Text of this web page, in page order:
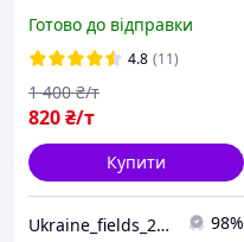
Готово до відправки
4.8 (11)
820₴/т
1 400 ₴/т
Купити
Ukraine_fields_2024 98%